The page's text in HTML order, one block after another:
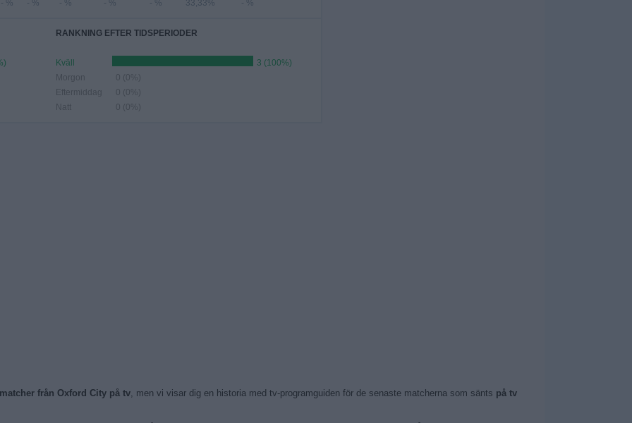
- % - % - % - % - % 33,33% - %
RANKNING EFTER TIDSPERIODER
Kväll
3 (100%)
Morgon
0 (0%)
Eftermiddag
0 (0%)
Natt
0 (0%)
från Oxford City på tv, men vi visar dig en historia med tv-programguiden för de senaste matcherna som sänts på tv